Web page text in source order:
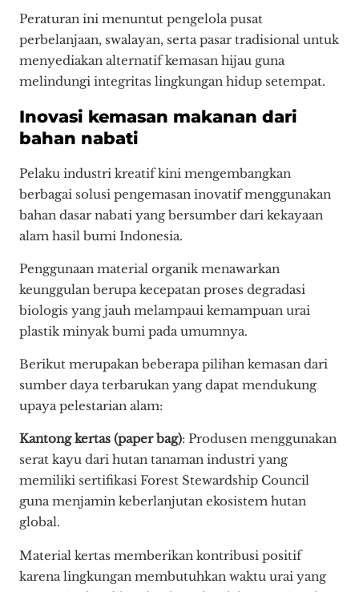
Peraturan ini menuntut pengelola pusat
perbelanjaan, swalayan, serta pasar tradisional untuk
menyediakan alternatif kemasan hijau guna
melindungi integritas lingkungan hidup setempat.
Inovasi kemasan makanan dari
bahan nabati
Pelaku industri kreatif kini mengembangkan
berbagai solusi pengemasan inovatif menggunakan
bahan dasar nabati yang bersumber dari kekayaan
alam hasil bumi Indonesia.
Penggunaan material organik menawarkan
keunggulan berupa kecepatan proses degradasi
biologis yang jauh melampaui kemampuan urai
plastik minyak bumi pada umumnya.
Berikut merupakan beberapa pilihan kemasan dari
sumber daya terbarukan yang dapat mendukung
upaya pelestarian alam:
Kantong kertas (paper bag): Produsen menggunakan
serat kayu dari hutan tanaman industri yang
memiliki sertifikasi Forest Stewardship Council
guna menjamin keberlanjutan ekosistem hutan
global.
Material kertas memberikan kontribusi positif
karena lingkungan membutuhkan waktu urai yang